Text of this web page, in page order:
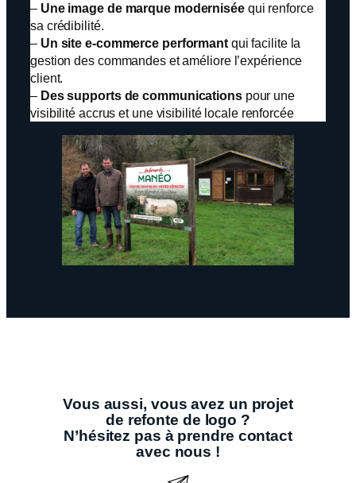
– Une image de marque moderniséequi renforce
sa crédibilité.
– Un site e-commerce performantqui facilite la
gestion des commandes et améliore l’expérience
client.
– Des supports de communicationspour une
visibilité accrus et une visibilité locale renforcée
Vous aussi, vous avez un projet
de refonte de logo ?
N’hésitez pas à prendre contact
avec nous !